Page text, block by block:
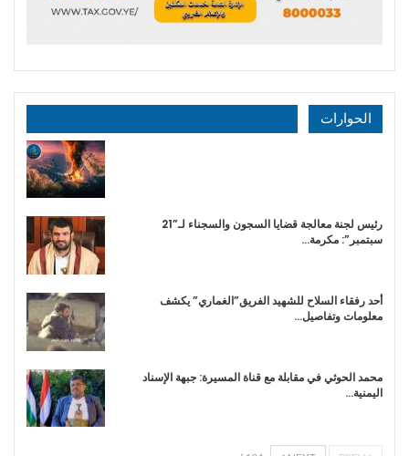
الحوارات
رئيس لجنة معالجة قضايا السجون والسجناء لـ”21
سبتمبر”: مكرمة…
أحد رفقاء السلاح للشهيد الفريق”الغماري” يكشف
معلومات وتفاصيل…
محمد الحوثي في مقابلة مع قناة المسيرة: جبهة الإسناد
اليمنية…